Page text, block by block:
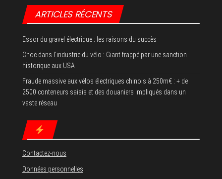
ARTICLES RÉCENTS
Essor du gravel électrique : les raisons du succès
Choc dans l’industrie du vélo : Giant frappé par une sanction
historique aux USA
Fraude massive aux vélos électriques chinois à 250m€ : + de
2500 conteneurs saisis et des douaniers impliqués dans un
vaste réseau
Contactez-nous
Données personnelles